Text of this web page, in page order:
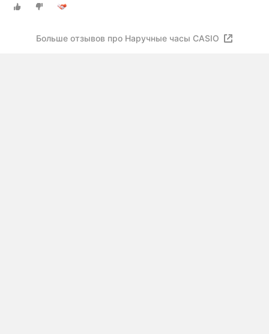
Больше отзывов про Наручные часы CASIO